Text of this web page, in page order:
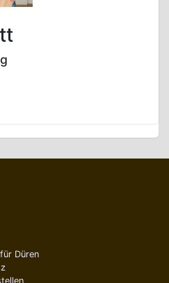
Düren